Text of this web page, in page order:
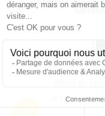
La
La Cinémathèque